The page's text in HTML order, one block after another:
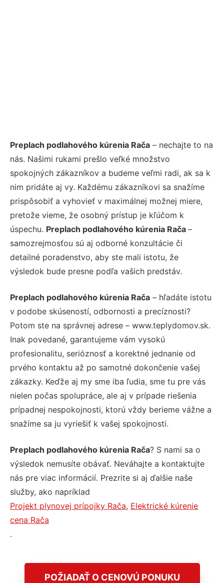
Preplach podlahového kúrenia Rača – nechajte to na
nás. Našimi rukami prešlo veľké množstvo
spokojných zákazníkov a budeme veľmi radi, ak sa k
nim pridáte aj vy. Každému zákazníkovi sa snažíme
prispôsobiť a vyhovieť v maximálnej možnej miere,
pretože vieme, že osobný prístup je kľúčom k
úspechu. Preplach podlahového kúrenia Rača –
samozrejmosťou sú aj odborné konzultácie či
detailné poradenstvo, aby ste mali istotu, že
výsledok bude presne podľa vašich predstáv.
Preplach podlahového kúrenia Rača – hľadáte istotu
v podobe skúseností, odbornosti a precíznosti?
Potom ste na správnej adrese – www.teplydomov.sk.
Inak povedané, garantujeme vám vysokú
profesionalitu, serióznosť a korektné jednanie od
prvého kontaktu až po samotné dokončenie vašej
zákazky. Keďže aj my sme iba ľudia, sme tu pre vás
nielen počas spolupráce, ale aj v prípade riešenia
prípadnej nespokojnosti, ktorú vždy berieme vážne a
snažíme sa ju vyriešiť k vašej spokojnosti.
Preplach podlahového kúrenia Rača? S nami sa o
výsledok nemusíte obávať. Neváhajte a kontaktujte
nás pre viac informácií. Prezrite si aj ďalšie naše
služby, ako napríklad
Projekt plynovej prípojky Rača, Elektrické kúrenie
cena Rača
.
POŽIADAŤ O CENOVÚ PONUKU